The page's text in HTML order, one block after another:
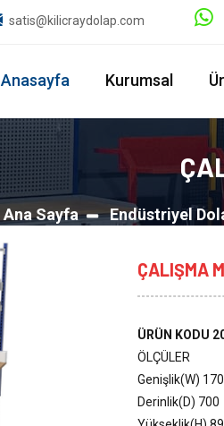
satis@kilicraydolap.com
Anasayfa Kurumsal
Ana Sayfa Endüstriyel
ÇALIŞMA
ÜRÜN KODU
ÖLÇÜLER
Genişlik(W)
Derinlik(D) 700